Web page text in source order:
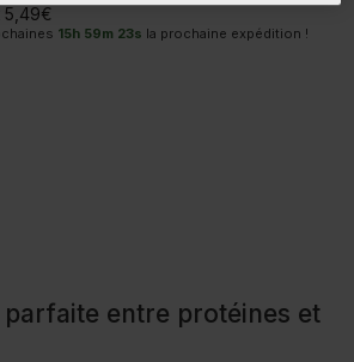
5,49€
15h 59m 22s la prochaine expédition !
entre protéines et